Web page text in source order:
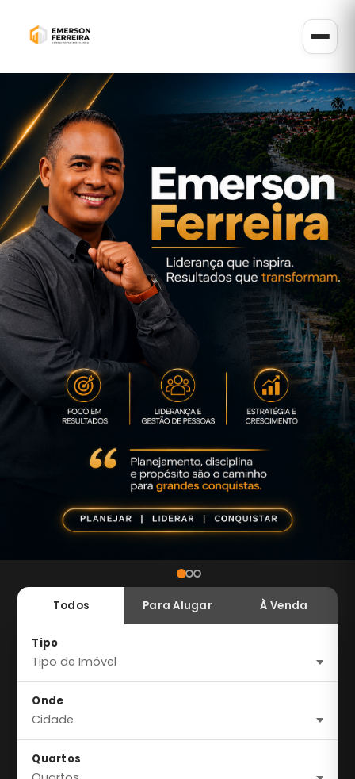
Todos Para Alugar À Venda
Tipo
Onde
Quartos